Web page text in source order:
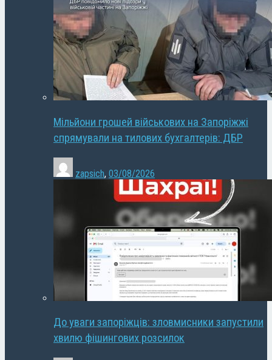
Мільйони грошей військових на Запоріжжі
спрямували на тилових бухгалтерів: ДБР
zapsich, 03/08/2026
До уваги запоріжців: зловмисники запустили
хвилю фішингових розсилок